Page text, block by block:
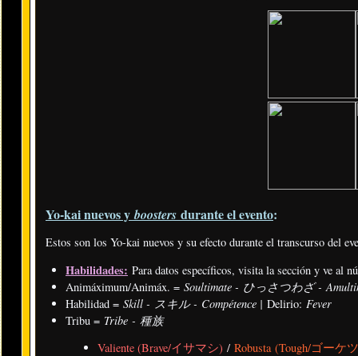
Yo-kai nuevos yboosters durante el evento:
Estos son los Yo-kai nuevos y su efecto durante el transcurso del
Habilidades: Para datos específicos, visita la sección y ve al
Animáximum/Animáx. = Soultimate - ひっさつわざ -
Habilidad = Skill - スキル - Compétence | Delirio: Fever
Tribu = Tribe - 種族
Valiente (Brave/イサマシ) / Robusta (Tough/ゴーケ